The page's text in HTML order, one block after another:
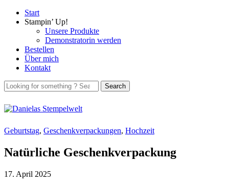
Start
Stampin’ Up!
Unsere Produkte
Demonstratorin werden
Bestellen
Über mich
Kontakt
Geburtstag, Geschenkverpackungen, Hochzeit
Natürliche Geschenkverpackung
17. April 2025